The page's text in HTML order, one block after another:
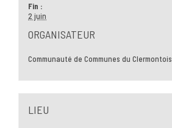
Fin :
2 juin
ORGANISATEUR
Communauté de Communes du Clermontois
LIEU